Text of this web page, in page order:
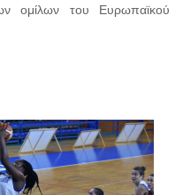
ομίλων του Ευρωπαϊκού